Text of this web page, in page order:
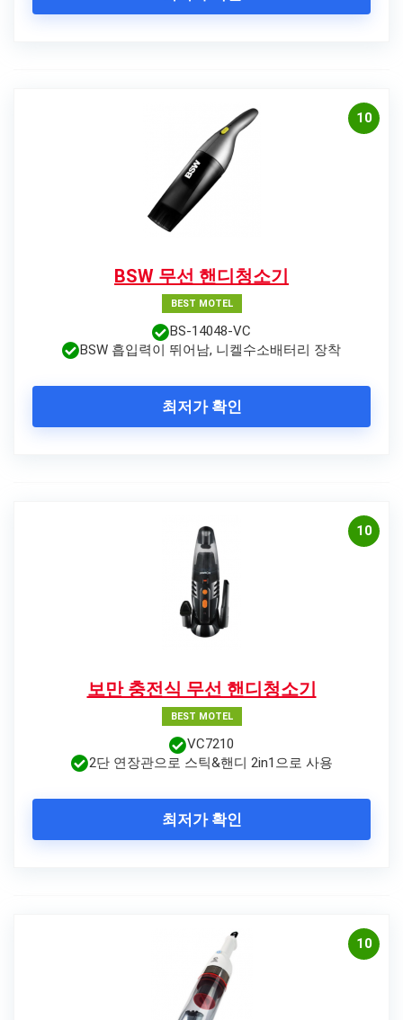
10
BSW 무선 핸디청소기
BEST MOTEL
BS-14048-VC
BSW 흡입력이 뛰어남, 니켈수소배터리 장착
최저가 확인
10
보만 충전식 무선 핸디청소기
BEST MOTEL
VC7210
2단 연장관으로 스틱&핸디 2in1으로 사용
최저가 확인
10